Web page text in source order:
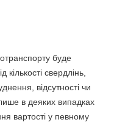
буде
кількості свердлінь,
відсутності чи
в деяких випадках
вартості у певному